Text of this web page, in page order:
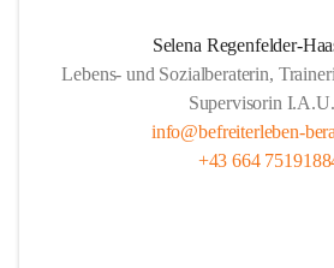
Selena Regenfelder-
Lebens- und Sozialberaterin,
Supervisorin
info@befreiterleben-
+43 664